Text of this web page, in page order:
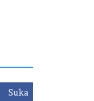
Suka